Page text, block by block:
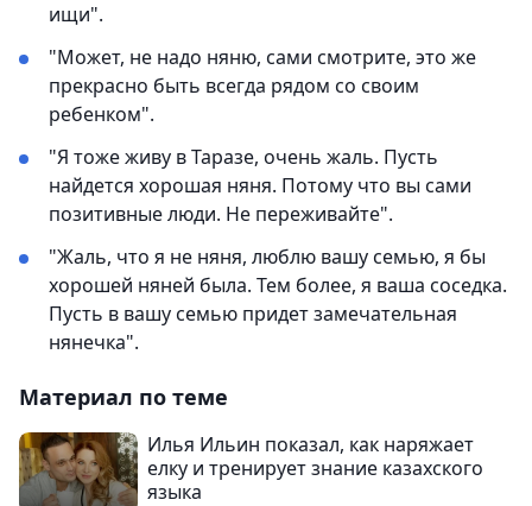
ищи".
"Может, не надо няню, сами смотрите, это же
прекрасно быть всегда рядом со своим
ребенком".
"Я тоже живу в Таразе, очень жаль. Пусть
найдется хорошая няня. Потому что вы сами
позитивные люди. Не переживайте".
"Жаль, что я не няня, люблю вашу семью, я бы
хорошей няней была. Тем более, я ваша соседка.
Пусть в вашу семью придет замечательная
нянечка".
Материал по теме
Илья Ильин показал, как наряжает
елку и тренирует знание казахского
языка